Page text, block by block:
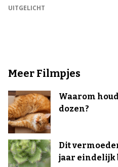
UITGELICHT
Meer Filmpjes
Waarom
dozen?
Dit
jaar eindelijk